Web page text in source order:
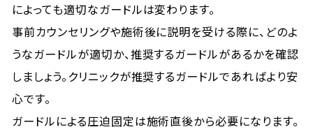
によっても適切なガードルは変わります。
事前カウンセリングや施術後に説明を受ける際に、どのよ
うなガードルが適切か、推奨するガードルがあるかを確認
しましょう。クリニックが推奨するガードルであればより安
心です。
ガードルによる圧迫固定は施術直後から必要になります。